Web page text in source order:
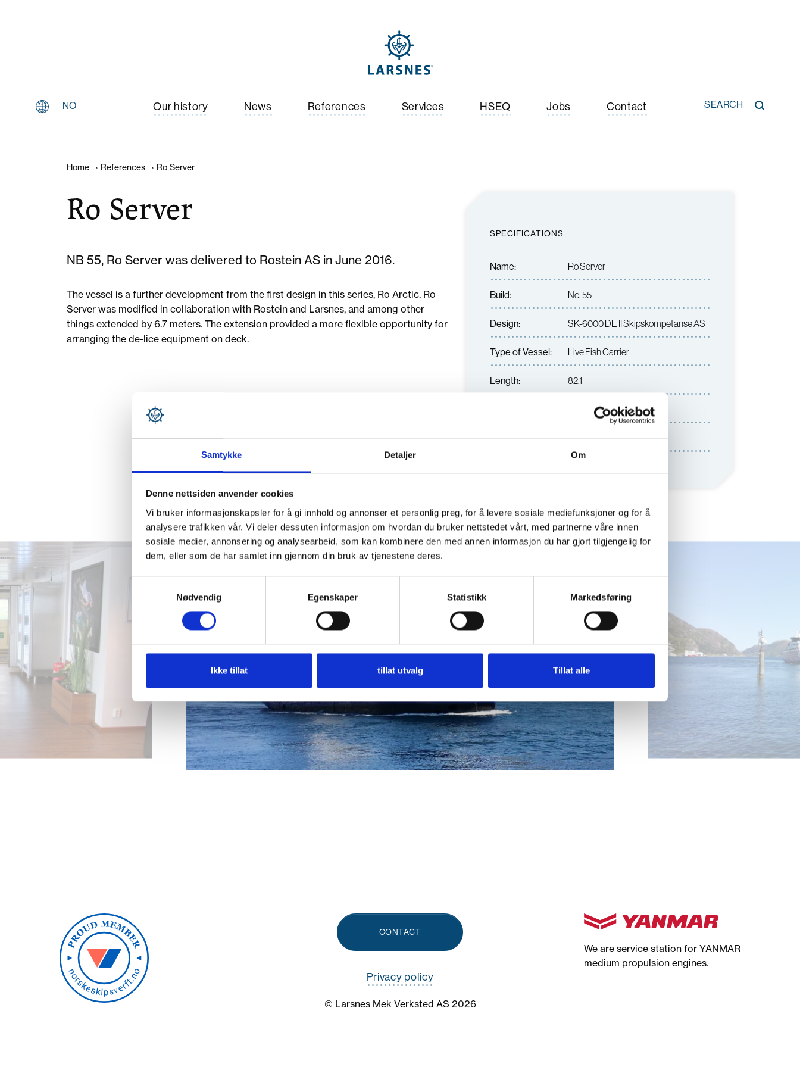
Samtykke Detaljer Om
Denne nettsiden anvender cookies
Vi bruker informasjonskapsler for å gi innhold og annonser et personlig preg, for å levere sosiale mediefunksjoner og for å
analysere trafikken vår. Vi deler dessuten informasjon om hvordan du bruker nettstedet vårt, med partnerne våre innen
sosiale medier, annonsering og analysearbeid, som kan kombinere den med annen informasjon du har gjort tilgjengelig for
dem, eller som de har samlet inn gjennom din bruk av tjenestene deres.
Nødvendig
Egenskaper Statistikk Markedsføring
Ikke tillat tillat utvalg Tillat alle
Our history News References Services HSEQ Jobs Contact
NO SEARCH
Home › References › Ro Server
Ro Server
NB 55, Ro Server was delivered to Rostein AS in June 2016.
The vessel is a further development from the first design in this series, Ro Arctic. Ro
Server was modified in collaboration with Rostein and Larsnes, and among other
things extended by 6.7 meters. The extension provided a more flexible opportunity for
arranging the de-lice equipment on deck.
SPECIFICATIONS
Name: Ro Server
Build: No. 55
Design: SK-6000 DE II Skipskompetanse AS
Type of Vessel: Live Fish Carrier
Length: 82,1
Ship-owners: Rostein AS
1/ 11
We are service station for YANMAR
medium propulsion engines.
CONTACT
Privacy policy
© Larsnes Mek Verksted AS 2026